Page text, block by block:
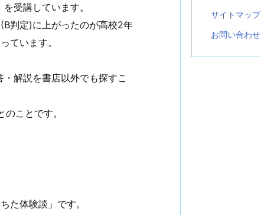
受講しています。
判定)に上がったのが高校2年
ています。
解説を書店以外でも探すこ
ことです。
た体験談」です。
サイトマップ
お問い合わせ